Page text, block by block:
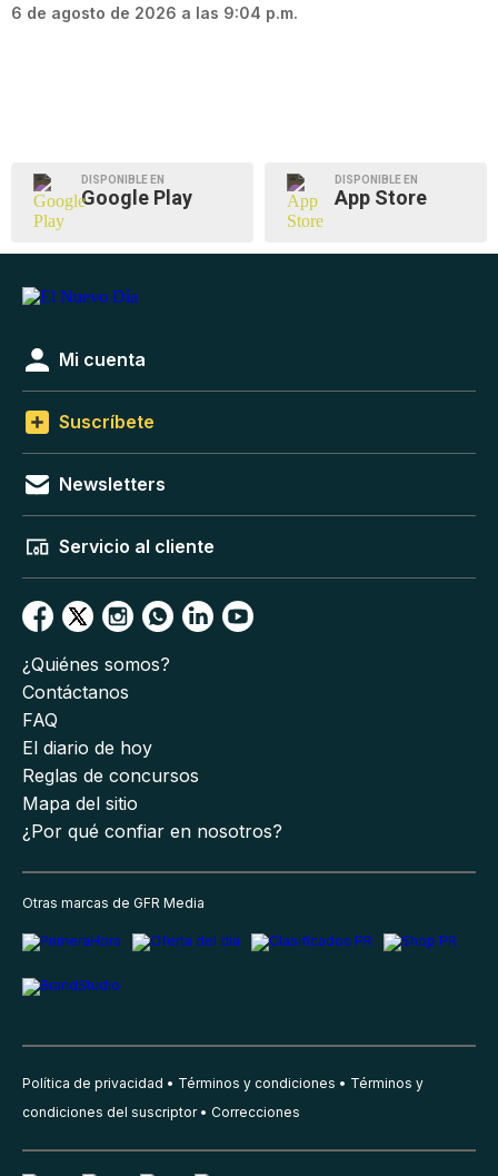
6 de agosto de 2026 a las 9:04 p.m.
DISPONIBLE EN
Google Play
DISPONIBLE EN
App Store
Mi cuenta
Suscríbete
Newsletters
Servicio al cliente
¿Quiénes somos?
Contáctanos
FAQ
El diario de hoy
Reglas de concursos
Mapa del sitio
¿Por qué confiar en nosotros?
Otras marcas de GFR Media
Política de privacidad Términos y condiciones
Términos y
condiciones del suscriptor
Correcciones